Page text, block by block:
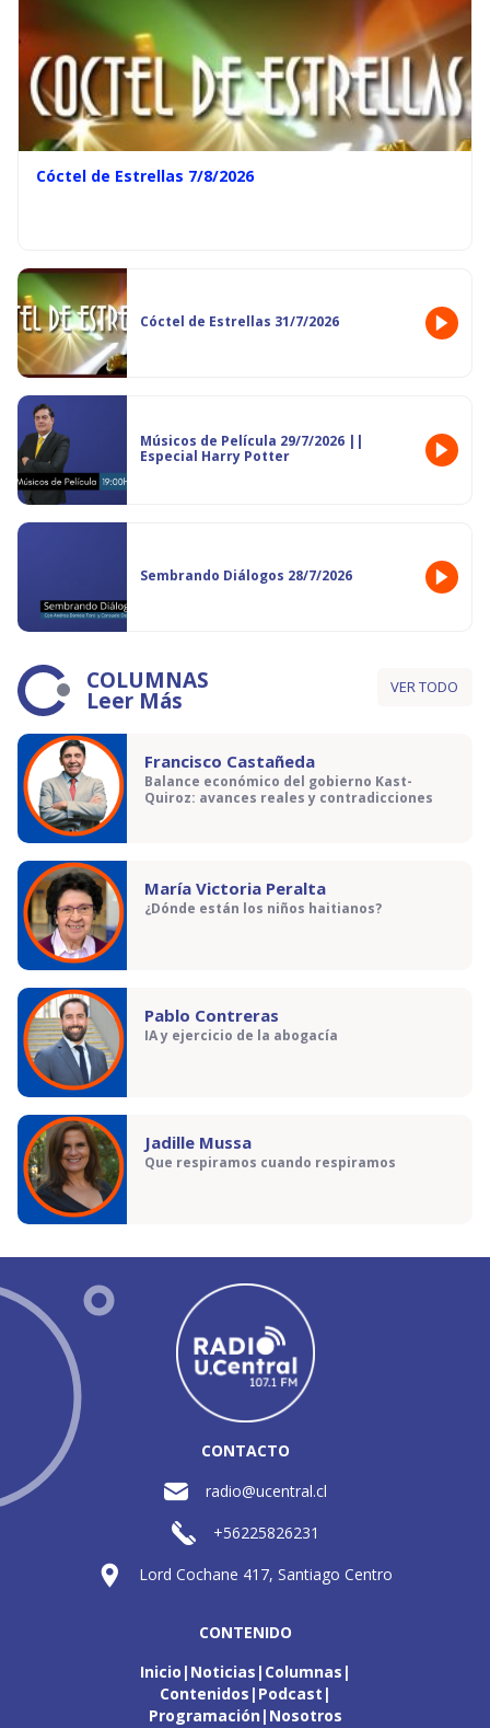
Cóctel de Estrellas 7/8/2026
Cóctel de Estrellas 31/7/2026
Músicos de Película 29/7/2026 ||
Especial Harry Potter
Sembrando Diálogos 28/7/2026
COLUMNAS
Leer Más VER TODO
Francisco Castañeda
Balance económico del gobierno Kast-
Quiroz: avances reales y contradicciones
María Victoria Peralta
¿Dónde están los niños haitianos?
Pablo Contreras
IA y ejercicio de la abogacía
Jadille Mussa
Que respiramos cuando respiramos
CONTACTO
radio@ucentral.cl
+56225826231
Lord Cochane 417, Santiago Centro
CONTENIDO
Inicio Noticias Columnas
Contenidos Podcast
Programación Nosotros